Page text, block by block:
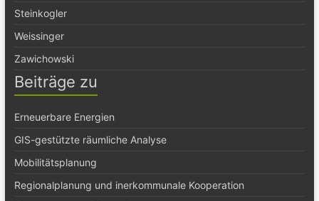
Steinkogler
Weissinger
Zawichowski
Beiträge zu
Erneuerbare Energien
GIS-gestützte räumliche Analyse
Mobilitätsplanung
Regionalplanung und inerkommunale Kooperation